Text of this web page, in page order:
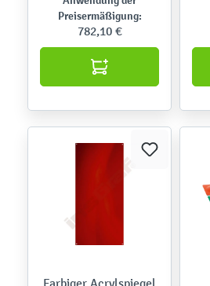
Preisermäßigung:
782,10 €